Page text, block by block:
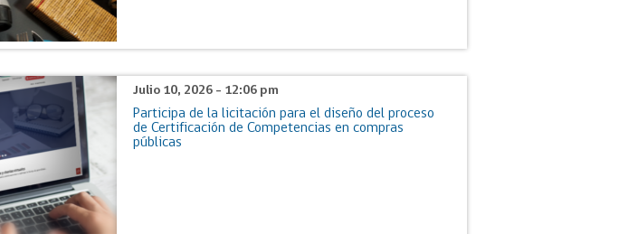
Julio 10, 2026 - 12:06 pm
Participa de la licitación para el diseño del proceso
de Certificación de Competencias en compras
públicas